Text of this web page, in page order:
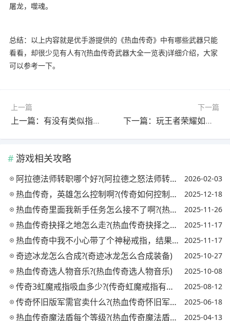
屠龙，噬魂。
总结：以上内容就是优手游提供的《热血传奇》中有哪些武器只能
看看，却很少见有人有?(热血传奇武器大全一览表)详细介绍，大家
可以参考一下。
上一篇
上一篇：有没有类似指环王online的游戏，画风好看，可玩度高，不氪金，休闲玩的大型网游?
下一篇
下一篇：玩王者荣耀如果不跟人组队是不是很难上到高级别段位?(王者荣耀不组队上不了王者)
游戏相关攻略
阿拉德法师转职哪个好?(阿拉德之怒法师转职哪个好用) 2026-02-03
热血传奇，英雄怎么控制啊?(传奇如何控制英雄) 2025-12-18
热血传奇里面我新手任务怎么接不了啊?(热血传奇新手任务攻略) 2025-11-26
热血传奇抉择之地怎么走?(热血传奇抉择之地地图) 2025-11-17
热血传奇中我不小心带了个神秘戒指，结果拿不下来了，请问该怎么才能摘下来? 2025-11-17
奇迹冰龙怎么合成?(奇迹冰龙怎么合成装备) 2025-10-27
热血传奇选人物音乐?(热血传奇选人物音乐) 2025-10-08
传奇3虹魔戒指吸血多少?(传奇虹魔戒指有什么用) 2025-08-12
传奇怀旧版军需官卖什么?(热血传奇怀旧军需官物品) 2025-06-18
热血传奇魔法盾每个等级?(热血传奇魔法盾每个等级多少) 2025-04-13